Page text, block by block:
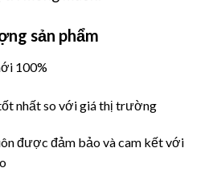
sản phẩm
100%
nhất so với giá thị trường
được đảm bảo và cam kết với